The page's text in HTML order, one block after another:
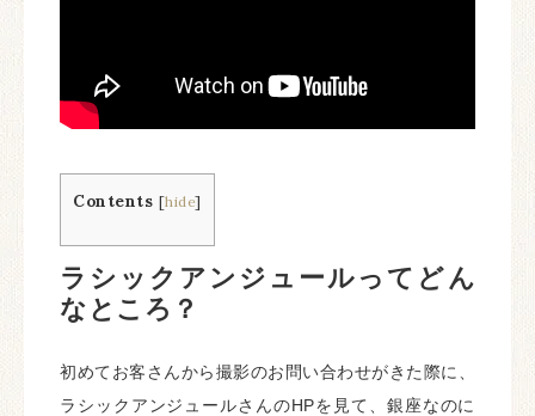
Contents [hide]
ラシックアンジュール ってどん
なところ？
初めてお客さんから撮影のお問い合わせがきた際に、
ラシックアンジュールさんのHPを見て、銀座なのに